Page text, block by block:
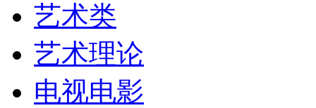
艺术类
艺术理论
电视电影